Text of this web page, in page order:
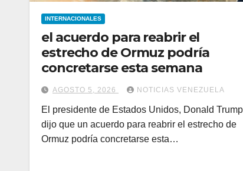
INTERNACIONALES
el acuerdo para reabrir el
estrecho de Ormuz podría
concretarse esta semana
AGOSTO 5, 2026 NOTICIAS VENEZUELA
El presidente de Estados Unidos, Donald
dijo que un acuerdo para reabrir el estrecho de
Ormuz podría concretarse esta…